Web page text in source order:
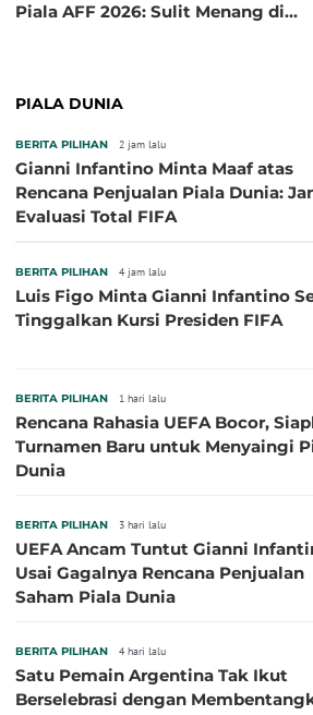
Piala AFF 2026: Sulit Menang di
PIALA DUNIA
BERITA PILIHAN 2 jam lalu
Gianni Infantino Minta Maaf atas
Rencana Penjualan Piala Dunia:
Evaluasi Total FIFA
BERITA PILIHAN 4 jam lalu
Luis Figo Minta Gianni Infantino
Tinggalkan Kursi Presiden FIFA
BERITA PILIHAN 1 hari lalu
Rencana Rahasia UEFA Bocor,
Turnamen Baru untuk Menyaingi
Dunia
BERITA PILIHAN 3 hari lalu
UEFA Ancam Tuntut Gianni
Usai Gagalnya Rencana Penjualan
Saham Piala Dunia
BERITA PILIHAN 4 hari lalu
Satu Pemain Argentina Tak Ikut
Berselebrasi dengan